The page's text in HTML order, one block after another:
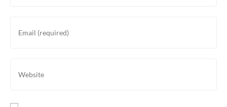
username
your
your
URL